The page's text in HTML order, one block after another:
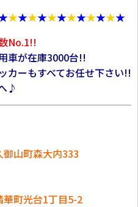
★★★★★★★★★★★★
No.1!!
車が在庫3000台!!
カーもすべてお任せ下さい!!
♪
山町森大内333
町光台1丁目5-2